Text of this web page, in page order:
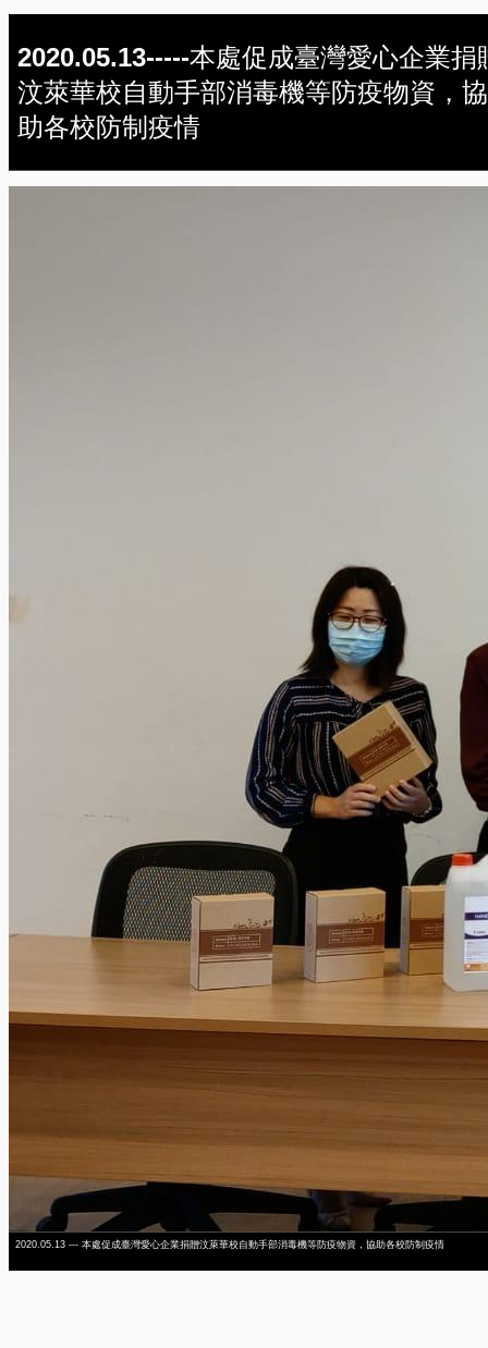
2020.05.13-----本處促成臺灣愛心企業捐
汶萊華校自動手部消毒機等防疫物資，協
助各校防制疫情
2020.05.13 --- 本處促成臺灣愛心企業捐贈汶萊華校自動手部消毒機等防疫物資，協助各校防制疫情